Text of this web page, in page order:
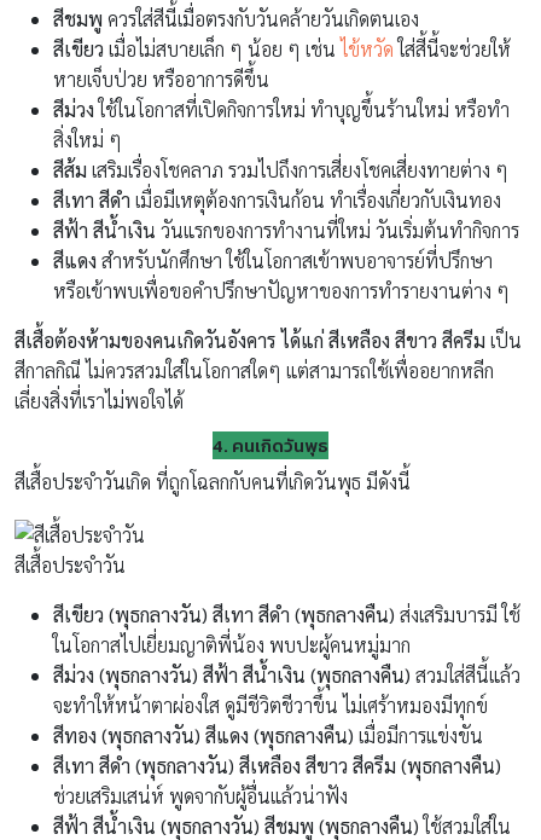
สีชมพู ควรใส่สีนี้เมื่อตรงกับวันคล้ายวันเกิดตนเอง
สีเขียว เมื่อไม่สบายเล็ก ๆ น้อย ๆ เช่นไข้หวัดใส่สี้นี้จะช่วยให้
หายเจ็บป่วย หรืออาการดีขึ้น
สีม่วงใช้ในโอกาสที่เปิดกิจการใหม่ ทำบุญขึ้นร้านใหม่ หรือทำ
สิ่งใหม่ ๆ
สีส้ม เสริมเรื่องโชคลาภ รวมไปถึงการเสี่ยงโชคเสี่ยงทายต่าง ๆ
สีเทา สีดำ เมื่อมีเหตุต้องการเงินก้อน ทำเรื่องเกี่ยวกับเงินทอง
สีฟ้า สีน้ำเงิน วันแรกของการทำงานที่ใหม่ วันเริ่มต้นทำกิจการ
สีแดง สำหรับนักศึกษา ใช้ในโอกาสเข้าพบอาจารย์ที่ปรึกษา
หรือเข้าพบเพื่อขอคำปรึกษาปัญหาของการทำรายงานต่าง ๆ
สีเสื้อต้องห้ามของคนเกิดวันอังคาร ได้แก่สีเหลือง สีขาว สีครีม เป็น
สีกาลกิณี ไม่ควรสวมใส่ในโอกาสใดๆ แต่สามารถใช้เพื่ออยากหลีก
เลี่ยงสิ่งที่เราไม่พอใจได้
4. คนเกิดวันพุธ
สีเสื้อประจำวันเกิด ที่ถูกโฉลกกับคนที่เกิดวันพุธ มีดังนี้
สีเสื้อประจำวัน
สีเขียว (พุธกลางวัน) สีเทา สีดำ (พุธกลางคืน) ส่งเสริมบารมี ใช้
ในโอกาสไปเยี่ยมญาติพี่น้อง พบปะผู้คนหมู่มาก
สีม่วง (พุธกลางวัน) สีฟ้า สีน้ำเงิน (พุธกลางคืน) สวมใส่สีนี้แล้ว
จะทำให้หน้าตาผ่องใส ดูมีชีวิตชีวาขึ้น ไม่เศร้าหมองมีทุกข์
สีทอง (พุธกลางวัน) สีแดง (พุธกลางคืน) เมื่อมีการแข่งขัน
สีเทา สีดำ (พุธกลางวัน) สีเหลือง สีขาว สีครีม (พุธกลางคืน)
ช่วยเสริมเสน่ห์ พูดจากับผู้อื่นแล้วน่าฟัง
สีฟ้า สีน้ำเงิน (พุธกลางวัน) สีชมพู (พุธกลางคืน)ใช้สวมใส่ใน